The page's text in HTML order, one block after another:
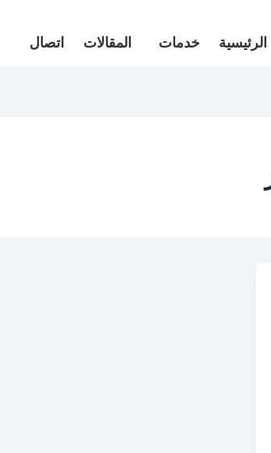
الرئيسية خدمات المقالات اتصال